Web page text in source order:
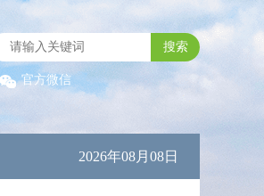
搜索
官方微信
2026年08月08日